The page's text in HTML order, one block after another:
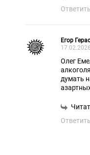
Ответить
Егор
17.02.2026
Олег
думать
Ответить